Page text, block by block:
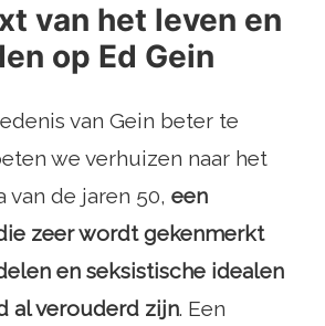
van het leven en
op Ed Gein
van Gein beter te
we verhuizen naar het
van de jaren 50, een
zeer wordt gekenmerkt
en seksistische idealen
al verouderd zijn. Een